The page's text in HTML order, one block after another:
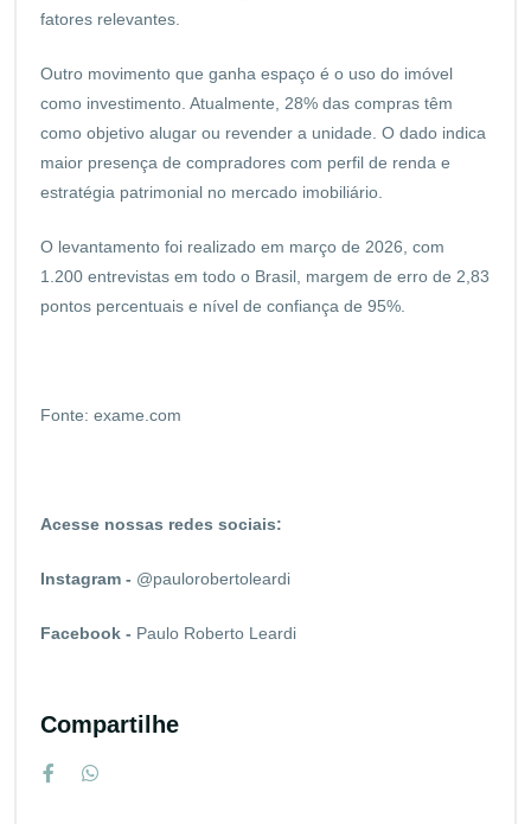
fatores relevantes.
Outro movimento que ganha espaço é o uso do imóvel
como investimento. Atualmente, 28% das compras têm
como objetivo alugar ou revender a unidade. O dado indica
maior presença de compradores com perfil de renda e
estratégia patrimonial no mercado imobiliário.
O levantamento foi realizado em março de 2026, com
1.200 entrevistas em todo o Brasil, margem de erro de 2,83
pontos percentuais e nível de confiança de 95%.
Fonte: exame.com
Acesse nossas redes sociais:
Instagram - @paulorobertoleardi
Facebook - Paulo Roberto Leardi
Compartilhe